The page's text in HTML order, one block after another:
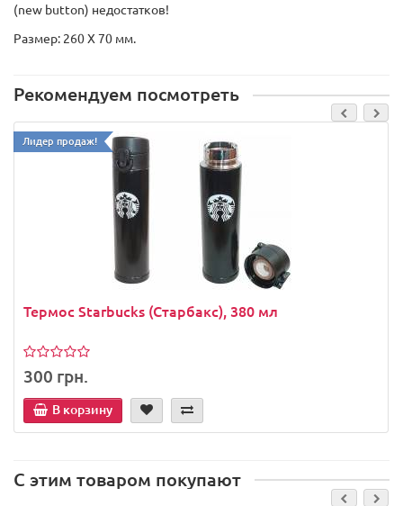
(new button) недостатков!
Размер: 260 Х 70 мм.
Рекомендуем посмотреть
Лидер продаж!
Термос Starbucks (Старбакс), 380 мл
300 грн.
В корзину
С этим товаром покупают